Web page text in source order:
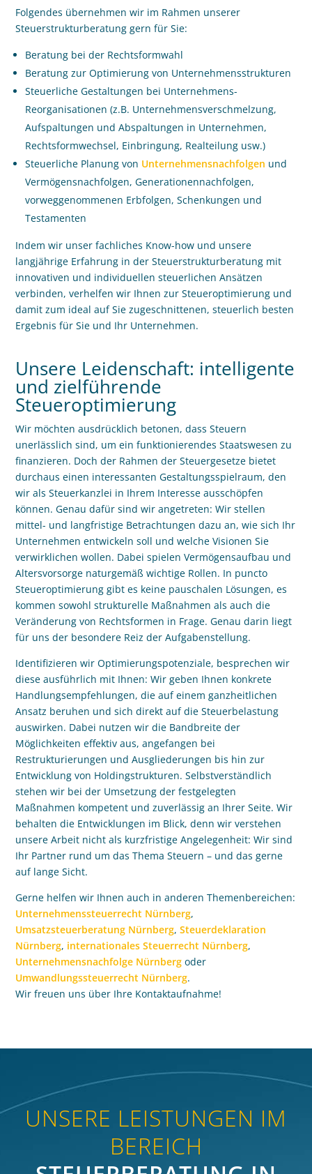
Folgendes übernehmen wir im Rahmen unserer
Steuerstrukturberatung gern für Sie:
Beratung bei der Rechtsformwahl
Beratung zur Optimierung von Unternehmensstrukturen
Steuerliche Gestaltungen bei Unternehmens-
Reorganisationen (z.B. Unternehmensverschmelzung,
Aufspaltungen und Abspaltungen in Unternehmen,
Rechtsformwechsel, Einbringung, Realteilung usw.)
Steuerliche Planung von Unternehmensnachfolgen und
Vermögensnachfolgen, Generationennachfolgen,
vorweggenommenen Erbfolgen, Schenkungen und
Testamenten
Indem wir unser fachliches Know-how und unsere
langjährige Erfahrung in der Steuerstrukturberatung mit
innovativen und individuellen steuerlichen Ansätzen
verbinden, verhelfen wir Ihnen zur Steueroptimierung und
damit zum ideal auf Sie zugeschnittenen, steuerlich besten
Ergebnis für Sie und Ihr Unternehmen.
Unsere Leidenschaft: intelligente
und zielführende
Steueroptimierung
Wir möchten ausdrücklich betonen, dass Steuern
unerlässlich sind, um ein funktionierendes Staatswesen zu
finanzieren. Doch der Rahmen der Steuergesetze bietet
durchaus einen interessanten Gestaltungsspielraum, den
wir als Steuerkanzlei in Ihrem Interesse ausschöpfen
können. Genau dafür sind wir angetreten: Wir stellen
mittel- und langfristige Betrachtungen dazu an, wie sich Ihr
Unternehmen entwickeln soll und welche Visionen Sie
verwirklichen wollen. Dabei spielen Vermögensaufbau und
Altersvorsorge naturgemäß wichtige Rollen. In puncto
Steueroptimierung gibt es keine pauschalen Lösungen, es
kommen sowohl strukturelle Maßnahmen als auch die
Veränderung von Rechtsformen in Frage. Genau darin liegt
für uns der besondere Reiz der Aufgabenstellung.
Identifizieren wir Optimierungspotenziale, besprechen wir
diese ausführlich mit Ihnen: Wir geben Ihnen konkrete
Handlungsempfehlungen, die auf einem ganzheitlichen
Ansatz beruhen und sich direkt auf die Steuerbelastung
auswirken. Dabei nutzen wir die Bandbreite der
Möglichkeiten effektiv aus, angefangen bei
Restrukturierungen und Ausgliederungen bis hin zur
Entwicklung von Holdingstrukturen. Selbstverständlich
stehen wir bei der Umsetzung der festgelegten
Maßnahmen kompetent und zuverlässig an Ihrer Seite. Wir
behalten die Entwicklungen im Blick, denn wir verstehen
unsere Arbeit nicht als kurzfristige Angelegenheit: Wir sind
Ihr Partner rund um das Thema Steuern – und das gerne
auf lange Sicht.
Gerne helfen wir Ihnen auch in anderen Themenbereichen:
Unternehmenssteuerrecht Nürnberg,
Umsatzsteuerberatung Nürnberg,Steuerdeklaration
Nürnberg, internationales Steuerrecht Nürnberg,
Unternehmensnachfolge Nürnberg oder
Umwandlungssteuerrecht Nürnberg.
Wir freuen uns über Ihre Kontaktaufnahme!
UNSERE LEISTUNGEN IM
BEREICH